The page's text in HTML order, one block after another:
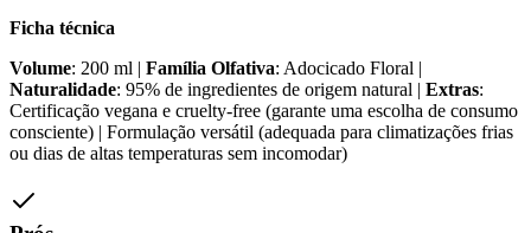
Ficha técnica
Volume: 200 ml | Família Olfativa: Adocicado Floral |
Naturalidade: 95% de ingredientes de origem natural | Extras:
Certificação vegana e cruelty-free (garante uma escolha de consumo
consciente) | Formulação versátil (adequada para climatizações frias
ou dias de altas temperaturas sem incomodar)